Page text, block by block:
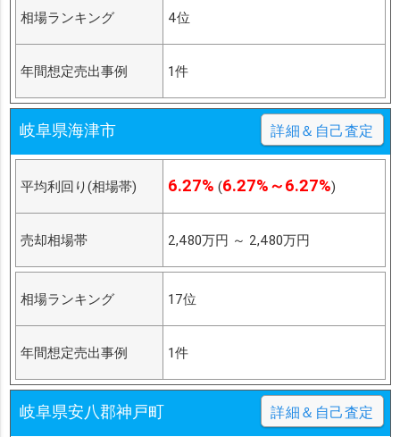
相場ランキング 4位
年間想定売出事例 1件
岐阜県海津市 詳細＆自己査定
平均利回り(相場帯) 6.27% (6.27%～6.27%)
売却相場帯 2,480万円 ～ 2,480万円
相場ランキング 17位
年間想定売出事例 1件
岐阜県安八郡神戸町 詳細＆自己査定